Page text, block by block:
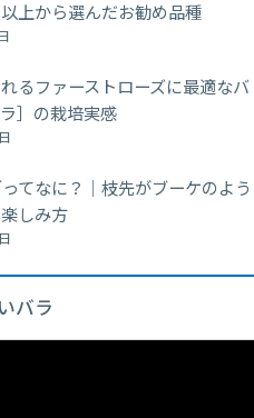
上から選んだお勧め品種
るファーストローズに最適なバ
］の栽培実感
てなに？｜枝先がブーケのよう
しみ方
バラ